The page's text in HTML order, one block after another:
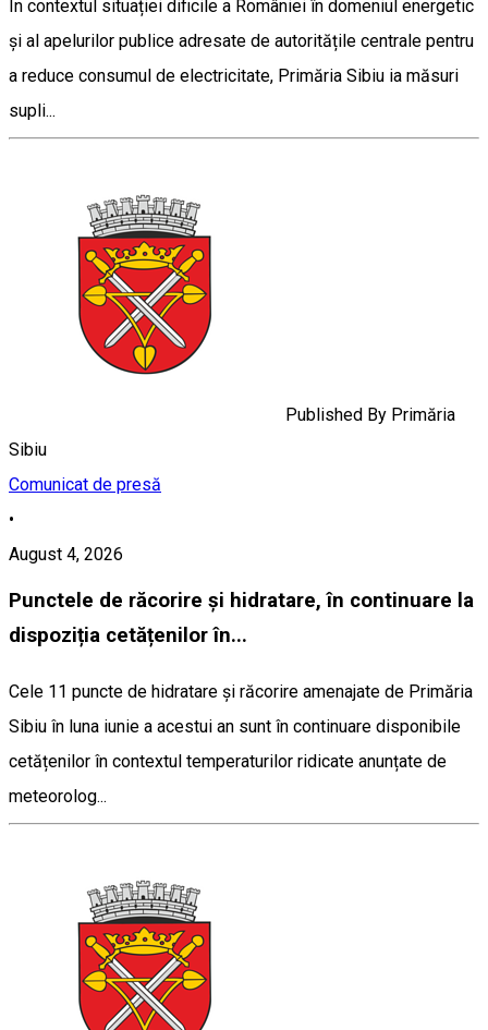
În contextul situației dificile a României în domeniul energetic
și al apelurilor publice adresate de autoritățile centrale pentru
a reduce consumul de electricitate, Primăria Sibiu ia măsuri
supli...
Published By Primăria
Sibiu
Comunicat de presă
•
August 4, 2026
Punctele de răcorire și hidratare, în continuare la
dispoziția cetățenilor în...
Cele 11 puncte de hidratare și răcorire amenajate de Primăria
Sibiu în luna iunie a acestui an sunt în continuare disponibile
cetățenilor în contextul temperaturilor ridicate anunțate de
meteorolog...